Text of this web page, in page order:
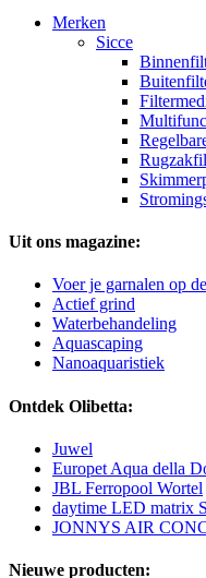
Merken
Sicce
Uit ons magazine:
Voer je garnalen op
Actief grind
Waterbehandeling
Aquascaping
Nanoaquaristiek
Ontdek Olibetta:
Juwel
Europet Aqua della
JBL Ferropool Wortel
daytime LED matrix
JONNYS AIR
Nieuwe producten: